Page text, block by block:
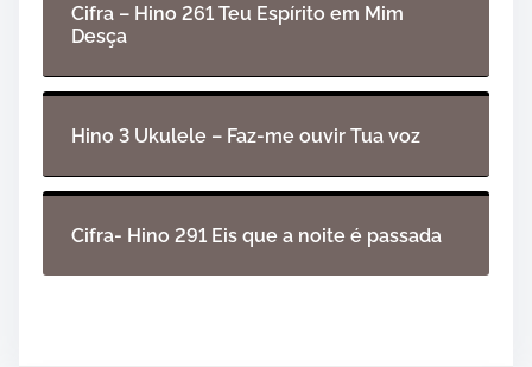
Cifra – Hino 261 Teu Espírito em Mim
Desça
Hino 3 Ukulele – Faz-me ouvir Tua voz
Cifra- Hino 291 Eis que a noite é passada